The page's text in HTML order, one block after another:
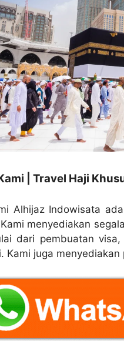
| Travel Haji
Alhijaz Indowisata
menyediakan
dari pembuatan
Kami juga